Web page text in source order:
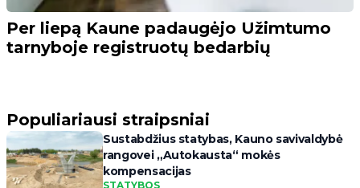
Per liepą Kaune padaugėjo Užimtumo
tarnyboje registruotų bedarbių
Populiariausi straipsniai
Sustabdžius statybas, Kauno savivaldybė
rangovei „Autokausta“ mokės
kompensacijas
STATYBOS